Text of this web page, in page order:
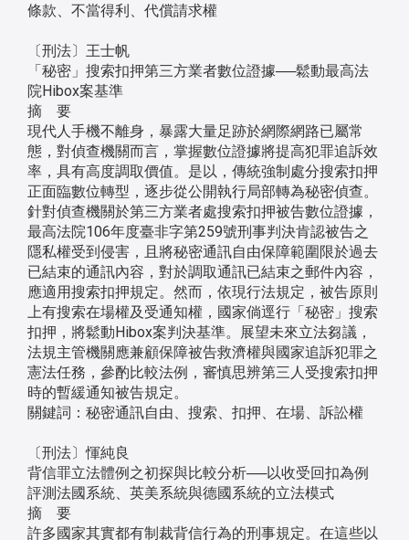
條款、不當得利、代償請求權
〔刑法〕王士帆
「秘密」搜索扣押第三方業者數位證據──鬆動最高法
院Hibox案基準
摘 要
現代人手機不離身，暴露大量足跡於網際網路已屬常
態，對偵查機關而言，掌握數位證據將提高犯罪追訴效
率，具有高度調取價值。是以，傳統強制處分搜索扣押
正面臨數位轉型，逐步從公開執行局部轉為秘密偵查。
針對偵查機關於第三方業者處搜索扣押被告數位證據，
最高法院106年度臺非字第259號刑事判決肯認被告之
隱私權受到侵害，且將秘密通訊自由保障範圍限於過去
已結束的通訊內容，對於調取通訊已結束之郵件內容，
應適用搜索扣押規定。然而，依現行法規定，被告原則
上有搜索在場權及受通知權，國家倘逕行「秘密」搜索
扣押，將鬆動Hibox案判決基準。展望未來立法芻議，
法規主管機關應兼顧保障被告救濟權與國家追訴犯罪之
憲法任務，參酌比較法例，審慎思辨第三人受搜索扣押
時的暫緩通知被告規定。
關鍵詞：秘密通訊自由、搜索、扣押、在場、訴訟權
〔刑法〕惲純良
背信罪立法體例之初探與比較分析──以收受回扣為例
評測法國系統、英美系統與德國系統的立法模式
摘 要
許多國家其實都有制裁背信行為的刑事規定。在這些以